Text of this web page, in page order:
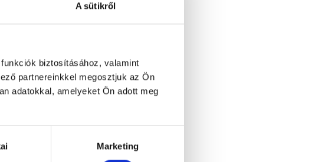
A sütikről
biztosításához, valamint
partnereinkkel megosztjuk az Ön
adatokkal, amelyeket Ön adott meg
Marketing
ameleg víz nyugtató hatása
és érzelmi egyensúlyt
középponti helyszínévé is
– amellyel